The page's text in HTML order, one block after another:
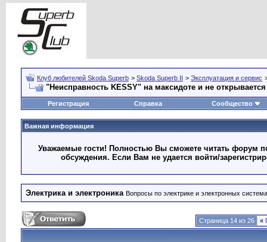
Клуб любителей Skoda Superb > Skoda Superb II > Эксплуатация и сервис
"Неисправность KESSY" на максидоте и не
Регистрация Справка Сообщество
Важная информация
Уважаемые гости! Полностью Вы сможете читать форум
обсуждения. Если Вам не удается войти/
Электрика и электроника Вопросы по электрике и электронных
Страница 14 из 26 «